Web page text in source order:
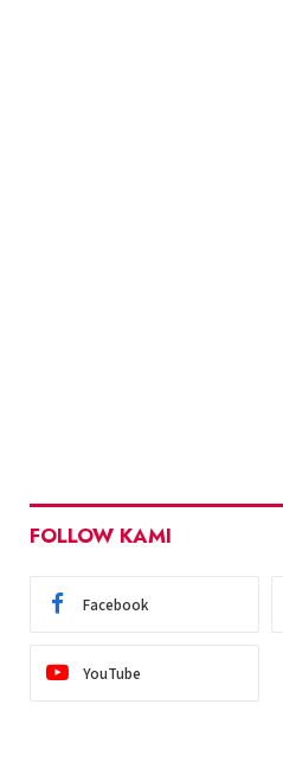
FOLLOW KAMI
Facebook
YouTube